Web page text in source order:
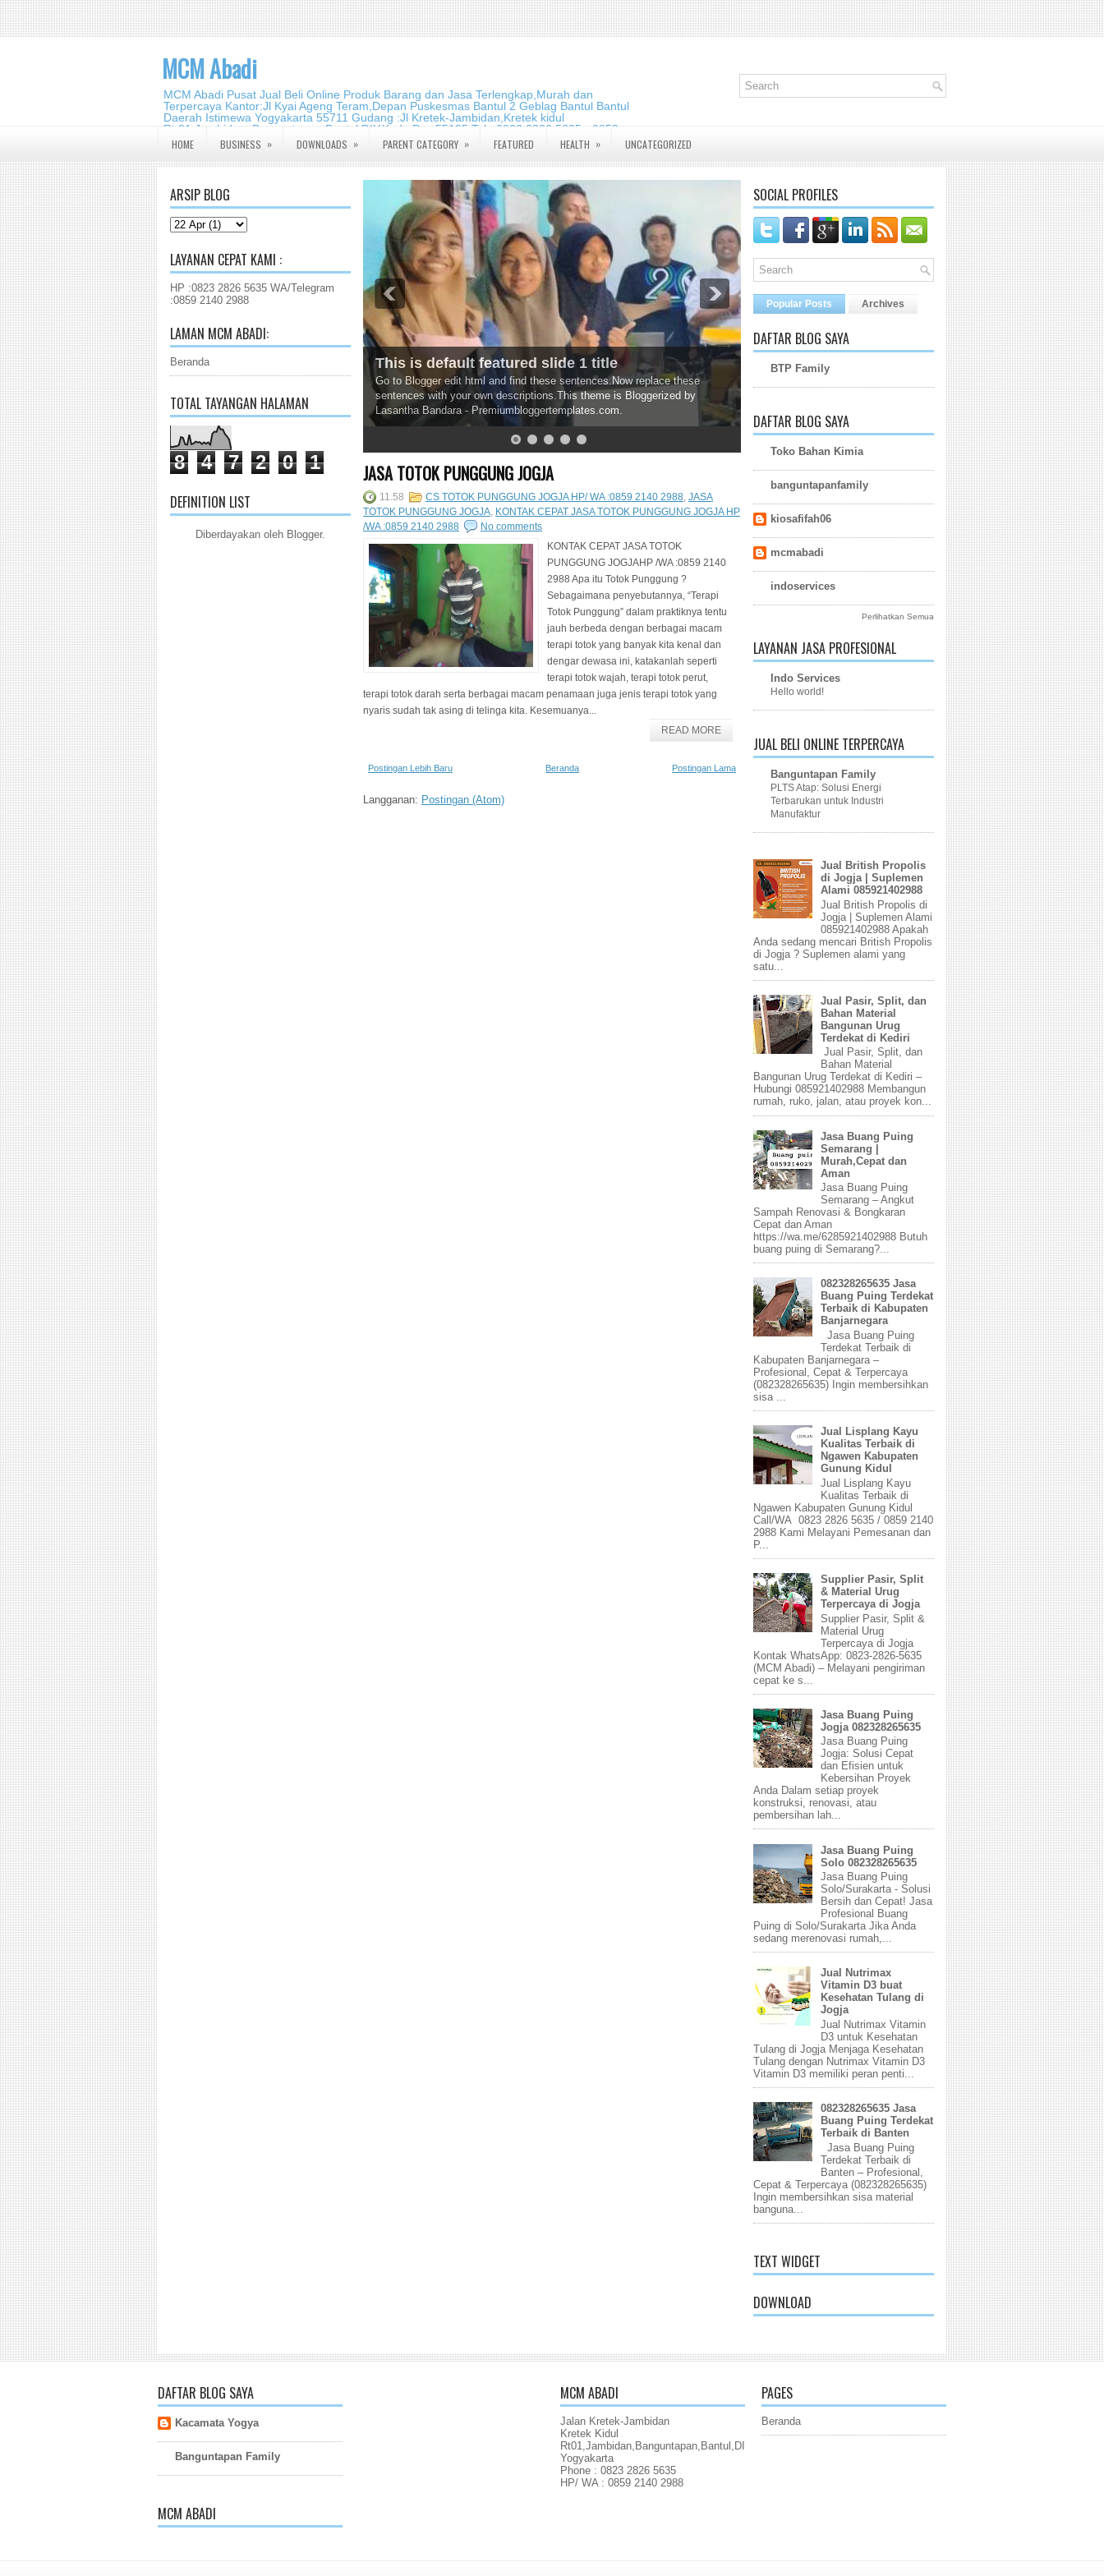
MCM Abadi
MCM Abadi Pusat Jual Beli Online Produk Barang dan Jasa Terlengkap,Murah dan
Terpercaya Kantor:Jl Kyai Ageng Teram,Depan Puskesmas Bantul 2 Geblag Bantul Bantul
Daerah Istimewa Yogyakarta 55711 Gudang :Jl Kretek-Jambidan,Kretek kidul
Rt.01,Jambidan, Banguntapan,Bantul,DIY.Kode Pos:55195 Telp:0823 2826 5635 - 0859
2140 2988
HOME BUSINESS » DOWNLOADS » PARENT CATEGORY » FEATURED HEALTH » UNCATEGORIZED
ARSIP BLOG
LAYANAN CEPAT KAMI :
HP :0823 2826 5635 WA/Telegram
:0859 2140 2988
LAMAN MCM ABADI:
Beranda
TOTAL TAYANGAN HALAMAN
8 4 7 2 0 1
DEFINITION LIST
Diberdayakan oleh Blogger.
This is default featured slide 1 title
Go to Blogger edit html and find these sentences.Now replace these
sentences with your own descriptions.This theme is Bloggerized by
Lasantha Bandara - Premiumbloggertemplates.com.
1 2 3 4
JASA TOTOK PUNGGUNG JOGJA
11.58 CS TOTOK PUNGGUNG JOGJA HP/ WA :0859 2140 2988, JASA
TOTOK PUNGGUNG JOGJA, KONTAK CEPAT JASA TOTOK PUNGGUNG JOGJA HP
/WA :0859 2140 2988
No comments
KONTAK CEPAT JASA TOTOK
PUNGGUNG JOGJAHP /WA :0859 2140
2988 Apa itu Totok Punggung ?
Sebagaimana penyebutannya, “Terapi
Totok Punggung” dalam praktiknya tentu
jauh berbeda dengan berbagai macam
terapi totok yang banyak kita kenal dan
dengar dewasa ini, katakanlah seperti
terapi totok wajah, terapi totok perut,
terapi totok darah serta berbagai macam penamaan juga jenis terapi totok yang
nyaris sudah tak asing di telinga kita. Kesemuanya...
READ MORE
Postingan Lebih Baru Postingan Lama
Beranda
Langganan: Postingan (Atom)
SOCIAL PROFILES
Popular Posts Archives
DAFTAR BLOG SAYA
BTP Family
DAFTAR BLOG SAYA
Toko Bahan Kimia
banguntapanfamily
kiosafifah06
mcmabadi
indoservices
Perlihatkan Semua
LAYANAN JASA PROFESIONAL
Indo Services
Hello world!
JUAL BELI ONLINE TERPERCAYA
Banguntapan Family
PLTS Atap: Solusi Energi
Terbarukan untuk Industri
Manufaktur
Jual British Propolis
di Jogja | Suplemen
Alami 085921402988
Jual British Propolis di
Jogja | Suplemen Alami
085921402988 Apakah
Anda sedang mencari British Propolis
di Jogja ? Suplemen alami yang
satu...
Jual Pasir, Split, dan
Bahan Material
Bangunan Urug
Terdekat di Kediri
Jual Pasir, Split, dan
Bahan Material
Bangunan Urug Terdekat di Kediri –
Hubungi 085921402988 Membangun
rumah, ruko, jalan, atau proyek kon...
Jasa Buang Puing
Semarang |
Murah,Cepat dan
Aman
Jasa Buang Puing
Semarang – Angkut
Sampah Renovasi & Bongkaran
Cepat dan Aman
https://wa.me/6285921402988 Butuh
buang puing di Semarang?...
082328265635 Jasa
Buang Puing Terdekat
Terbaik di Kabupaten
Banjarnegara
Jasa Buang Puing
Terdekat Terbaik di
Kabupaten Banjarnegara –
Profesional, Cepat & Terpercaya
(082328265635) Ingin membersihkan
sisa ...
Jual Lisplang Kayu
Kualitas Terbaik di
Ngawen Kabupaten
Gunung Kidul
Jual Lisplang Kayu
Kualitas Terbaik di
Ngawen Kabupaten Gunung Kidul
Call/WA 0823 2826 5635 / 0859 2140
2988 Kami Melayani Pemesanan dan
P...
Supplier Pasir, Split
& Material Urug
Terpercaya di Jogja
Supplier Pasir, Split &
Material Urug
Terpercaya di Jogja
Kontak WhatsApp: 0823-2826-5635
(MCM Abadi) – Melayani pengiriman
cepat ke s...
Jasa Buang Puing
Jogja 082328265635
Jasa Buang Puing
Jogja: Solusi Cepat
dan Efisien untuk
Kebersihan Proyek
Anda Dalam setiap proyek
konstruksi, renovasi, atau
pembersihan lah...
Jasa Buang Puing
Solo 082328265635
Jasa Buang Puing
Solo/Surakarta - Solusi
Bersih dan Cepat! Jasa
Profesional Buang
Puing di Solo/Surakarta Jika Anda
sedang merenovasi rumah,...
Jual Nutrimax
Vitamin D3 buat
Kesehatan Tulang di
Jogja
Jual Nutrimax Vitamin
D3 untuk Kesehatan
Tulang di Jogja Menjaga Kesehatan
Tulang dengan Nutrimax Vitamin D3
Vitamin D3 memiliki peran penti...
082328265635 Jasa
Buang Puing Terdekat
Terbaik di Banten
Jasa Buang Puing
Terdekat Terbaik di
Banten – Profesional,
Cepat & Terpercaya (082328265635)
Ingin membersihkan sisa material
banguna...
TEXT WIDGET
DOWNLOAD
DAFTAR BLOG SAYA
Kacamata Yogya
Banguntapan Family
MCM ABADI
MCM ABADI
Jalan Kretek-Jambidan
Kretek Kidul
Rt01,Jambidan,Banguntapan,Bantul,DI
Yogyakarta
Phone : 0823 2826 5635
HP/ WA : 0859 2140 2988
PAGES
Beranda